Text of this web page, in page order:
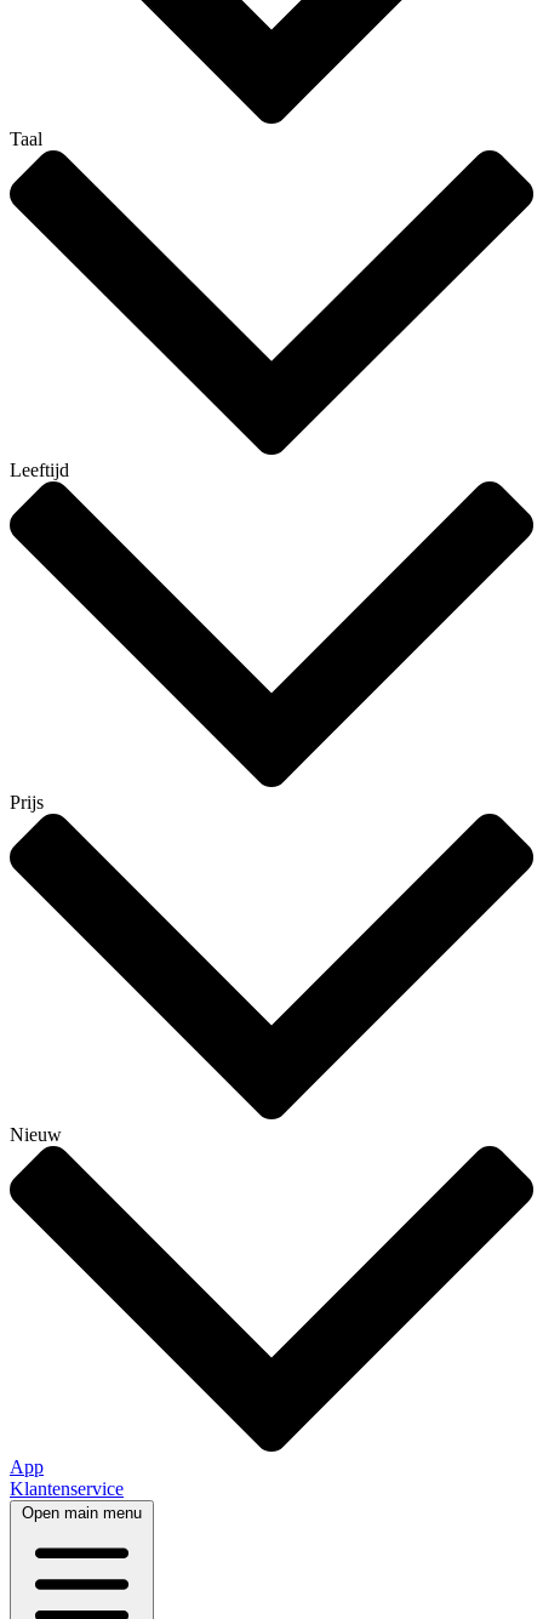
Taal
Leeftijd
Prijs
Nieuw
App
Klantenservice
Open main menu